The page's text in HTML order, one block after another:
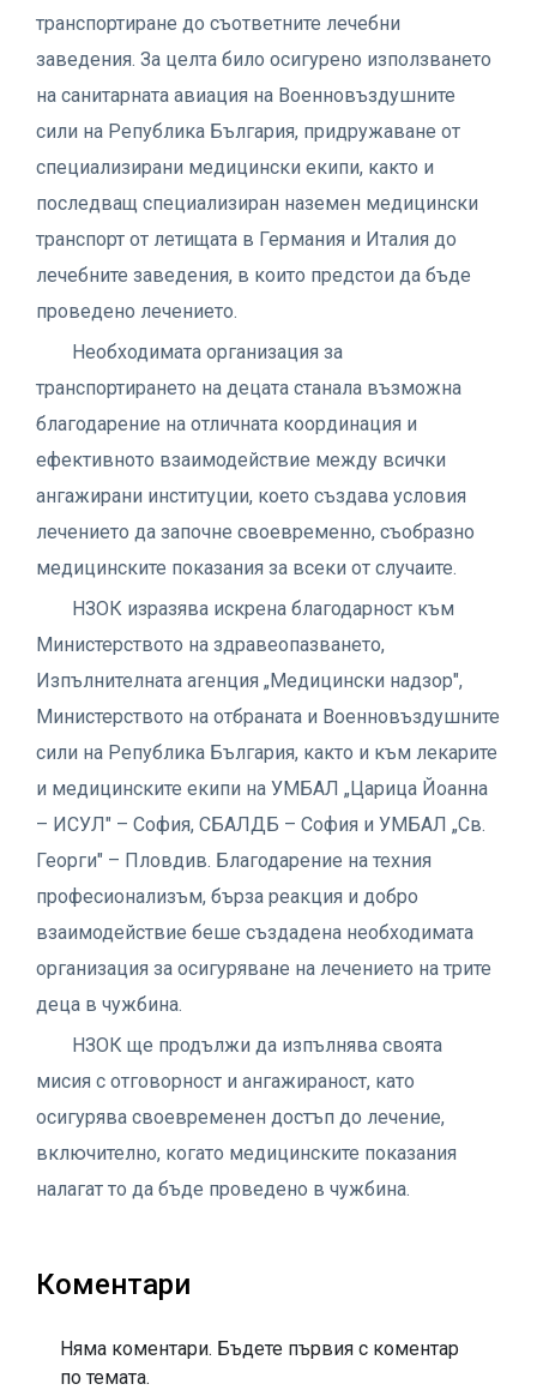
транспортиране до съответните лечебни
заведения. За целта било осигурено използването
на санитарната авиация на Военновъздушните
сили на Република България, придружаване от
специализирани медицински екипи, както и
последващ специализиран наземен медицински
транспорт от летищата в Германия и Италия до
лечебните заведения, в които предстои да бъде
проведено лечението.
Необходимата организация за
транспортирането на децата станала възможна
благодарение на отличната координация и
ефективното взаимодействие между всички
ангажирани институции, което създава условия
лечението да започне своевременно, съобразно
медицинските показания за всеки от случаите.
НЗОК изразява искрена благодарност към
Министерството на здравеопазването,
Изпълнителната агенция „Медицински надзор",
Министерството на отбраната и Военновъздушните
сили на Република България, както и към лекарите
и медицинските екипи на УМБАЛ „Царица Йоанна
– ИСУЛ" – София, СБАЛДБ – София и УМБАЛ „Св.
Георги" – Пловдив. Благодарение на техния
професионализъм, бърза реакция и добро
взаимодействие беше създадена необходимата
организация за осигуряване на лечението на трите
деца в чужбина.
НЗОК ще продължи да изпълнява своята
мисия с отговорност и ангажираност, като
осигурява своевременен достъп до лечение,
включително, когато медицинските показания
налагат то да бъде проведено в чужбина.
Коментари
Няма коментари. Бъдете първия с коментар
по темата.